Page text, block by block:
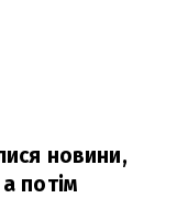
новини,
потім